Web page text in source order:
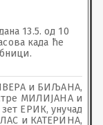
13.5. од 10
када ће
и БИЉАНА,
МИЛИЈАНА и
ЕРИК, унучад
и КАТЕРИНА,